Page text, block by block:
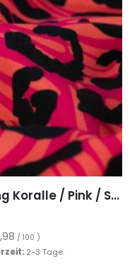
French Terry, Leo Musterung Koralle / Pink / Schwarz
/ 100 )
2-3 Tage.